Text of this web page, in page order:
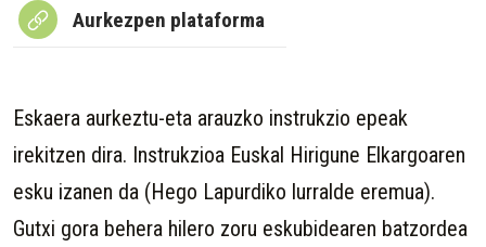
Aurkezpen plataforma
Eskaera aurkeztu-eta arauzko instrukzio epeak
irekitzen dira. Instrukzioa Euskal Hirigune Elkargoaren
esku izanen da (Hego Lapurdiko lurralde eremua).
Gutxi gora behera hilero zoru eskubidearen batzordea